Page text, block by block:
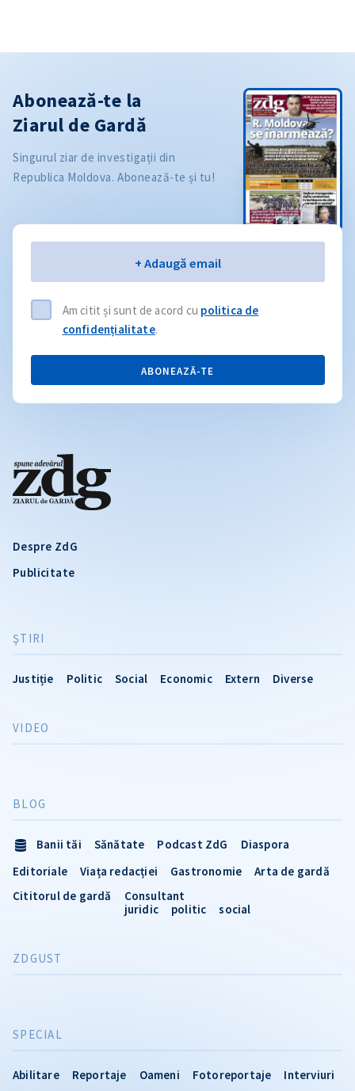
Despre ZdG
Publicitate
ŞTIRI
Justiție Politic Social Economic Extern Diverse
VIDEO
SPECIAL
Abilitare Reportaje Oameni Fotoreportaje
Interviuri
BLOG
Banii tăi Sănătate Podcast ZdG
Diaspora
Editoriale
Viața redacției Gastronomie
Arta de gardă
Cititorul de gardă
Consultant
juridic
politic social
ZDGUST
Abonează-te la
Ziarul de Gardă
Singurul ziar de investigații din
Republica Moldova. Abonează-te și tu!
+ Adaugă email
Am citit și sunt de acord cu politica de
confidențialitate.
ABONEAZĂ-TE